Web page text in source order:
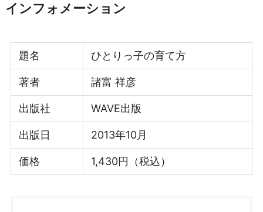
インフォメーション
題名 ひとりっ子の育て方
著者 諸富 祥彦
出版社 WAVE出版
出版日 2013年10月
価格 1,430円（税込）